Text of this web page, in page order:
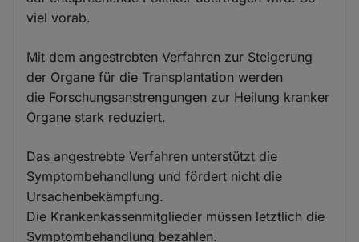
viel vorab.
Mit dem angestrebten Verfahren zur Steigerung
der Organe für die Transplantation werden
die Forschungsanstrengungen zur Heilung kranker
Organe stark reduziert.
Das angestrebte Verfahren unterstützt die
Symptombehandlung und fördert nicht die
Ursachenbekämpfung.
Die Krankenkassenmitglieder müssen letztlich die
Symptombehandlung bezahlen.